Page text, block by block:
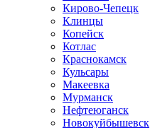
Кирово-Чепецк
Клинцы
Копейск
Котлас
Краснокамск
Кульсары
Макеевка
Мурманск
Нефтеюганск
Новокуйбышевск